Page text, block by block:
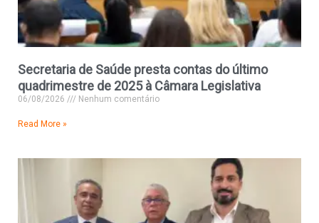
Secretaria de Saúde presta contas do último
quadrimestre de 2025 à Câmara Legislativa
06/08/2026 Nenhum comentário
Read More »